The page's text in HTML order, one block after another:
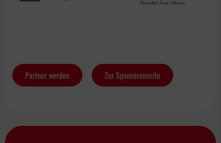
Partner werden Zur Sponsorenseite